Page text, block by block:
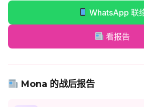
WhatsApp 联
看报告
Mona 的战后报告